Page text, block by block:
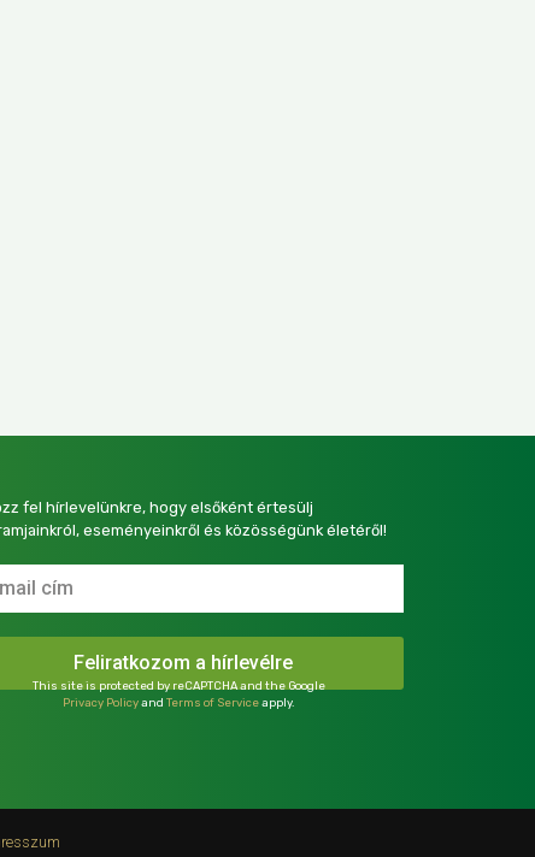
fel hírlevelünkre, hogy elsőként értesülj
eseményeinkről és közösségünk életéről!
This site is protected by reCAPTCHA and the Google
Privacy PolicyandTerms of Serviceapply.